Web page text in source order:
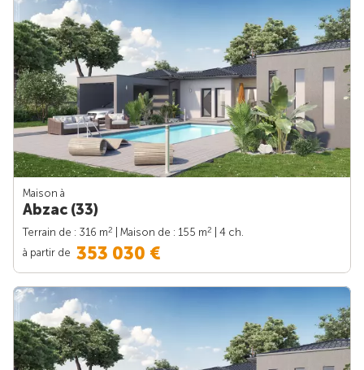
Maison à
Abzac (33)
Terrain de : 316 m2 | Maison de : 155 m2
| 4 ch.
à partir de 353 030 €